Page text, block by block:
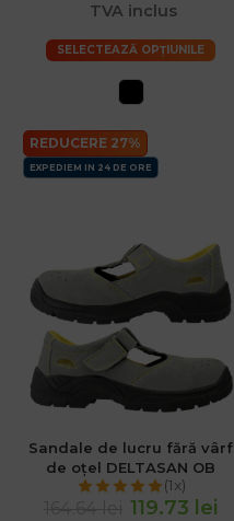
TVA inclus
SELECTEAZĂ OPȚIUNILE
REDUCERE 27%
EXPEDIEM IN 24 DE ORE
Sandale de lucru fără vârf
de oțel DELTASAN OB
(1x)
119.73 lei